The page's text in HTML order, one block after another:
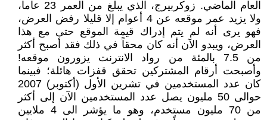
العام الماضي. زوكربيرج، الذي يبلغ من العمر 23 عاما،
ولا يزيد عمر موقعه عن 4 أعوام إلا قليلا رفض العرض،
فهو يرى أنه لم يتم إدراك قيمة الموقع حتى مع هذا
العرض، ويبدو الآن أنه كان محقاً في ذلك فقد أصبح أكثر
من 7.5 بالمئة من رواد الانترنت يزورون موقعه!
وأصبحت أرقام المشتركين تحقق قفزات هائلة؛ فبينما
كان عدد المستخدمين في تشرين الأول (أكتوبر) 2007
حوالى 50 مليون يصل عدد المستخدمين الآن إلى أكثر
من 70 مليون مستخدم، وهو ما يؤشر الى 4 ملايين